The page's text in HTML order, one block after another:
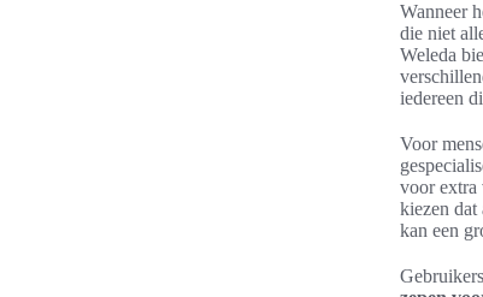
Wanneer
die niet
Weleda
iedereen
Voor
voor extra
kiezen dat
kan een